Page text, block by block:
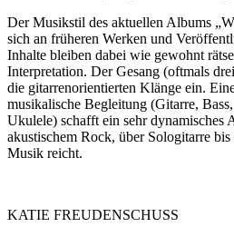
Der Musikstil des aktuellen Albums
sich an früheren Werken und
Inhalte bleiben dabei wie gewohnt
Interpretation. Der Gesang (oftmals
die gitarrenorientierten Klänge ein.
musikalische Begleitung (Gitarre,
Ukulele) schafft ein sehr dynamisches
akustischem Rock, über Sologitarre
Musik reicht.
KATIE FREUDENSCHUSS